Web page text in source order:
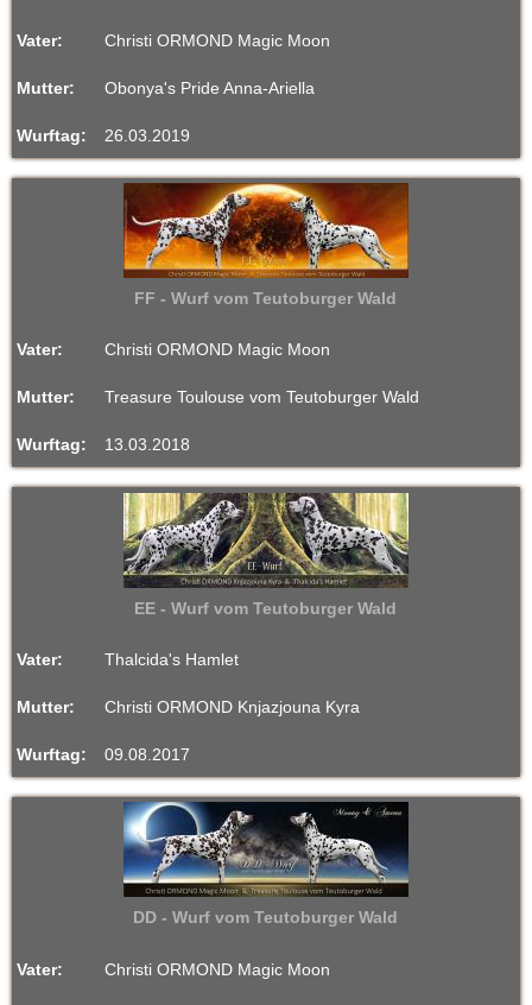
Vater: Christi ORMOND Magic Moon
Mutter: Obonya's Pride Anna-Ariella
Wurftag: 26.03.2019
FF - Wurf vom Teutoburger Wald
Vater: Christi ORMOND Magic Moon
Mutter: Treasure Toulouse vom Teutoburger Wald
Wurftag: 13.03.2018
EE - Wurf vom Teutoburger Wald
Vater: Thalcida's Hamlet
Mutter: Christi ORMOND Knjazjouna Kyra
Wurftag: 09.08.2017
DD - Wurf vom Teutoburger Wald
Vater: Christi ORMOND Magic Moon